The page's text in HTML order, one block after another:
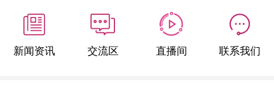
新闻资讯 交流区 直播间 联系我们
定制标物
定制仪器